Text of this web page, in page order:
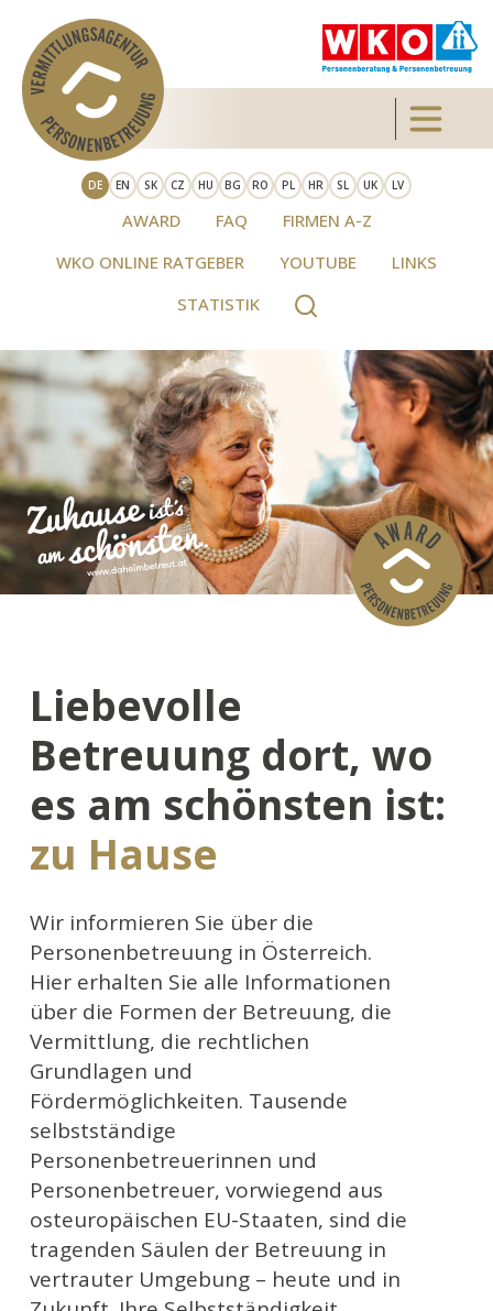
Direkt zum Inhalt Toggle
DE EN SK CZ HU BG RO PL HR SL UK LV
AWARD FAQ
FIRMEN A-Z
WKO ONLINE RATGEBER
YOUTUBE
LINKS
STATISTIK
Liebevolle
Betreuung dort, wo
es am schönsten ist:
zu Hause
Wir informieren Sie über die
Personenbetreuung in Österreich.
Hier erhalten Sie alle Informationen
über die Formen der Betreuung, die
Vermittlung, die rechtlichen
Grundlagen und
Fördermöglichkeiten. Tausende
selbstständige
Personenbetreuerinnen und
Personenbetreuer, vorwiegend aus
osteuropäischen EU-Staaten, sind die
tragenden Säulen der Betreuung in
vertrauter Umgebung – heute und in